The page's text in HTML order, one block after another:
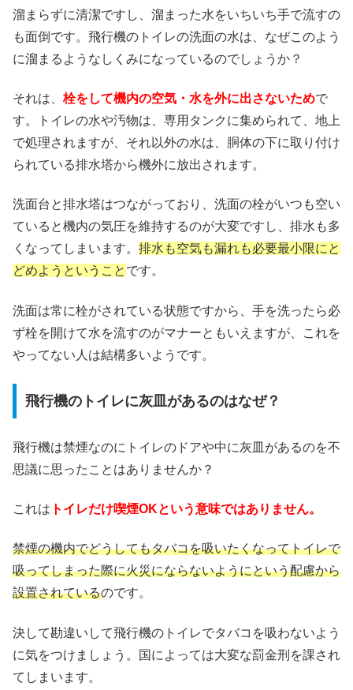
溜まらずに清潔ですし、溜まった水をいちいち手で流すの
も面倒です。飛行機のトイレの洗面の水は、なぜこのよう
に溜まるようなしくみになっているのでしょうか？
それは、 栓をして機内の空気・水を外に出さないためで
す。トイレの水や汚物は、専用タンクに集められて、地上
で処理されますが、それ以外の水は、胴体の下に取り付け
られている排水塔から機外に放出されます。
洗面台と排水塔はつながっており、洗面の栓がいつも空い
ていると機内の気圧を維持するのが大変ですし、排水も多
くなってしまいます。 排水も空気も漏れも必要最小限にと
どめようということ です。
洗面は常に栓がされている状態ですから、手を洗ったら必
ず栓を開けて水を流すのがマナーともいえますが、これを
やってない人は結構多いようです。
飛行機のトイレに灰皿があるのはなぜ？
飛行機は禁煙なのにトイレのドアや中に灰皿があるのを不
思議に思ったことはありませんか？
これは トイレだけ喫煙OKという意味ではありません。
禁煙の機内でどうしてもタバコを吸いたくなってトイレで
吸ってしまった際に火災にならないようにという配慮から
設置されているのです。
決して勘違いして飛行機のトイレでタバコを吸わないよう
に気をつけましょう。国によっては大変な罰金刑を課され
てしまいます。